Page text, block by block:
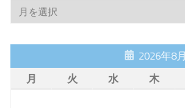
Archive
2026年8月
月
火 水 木